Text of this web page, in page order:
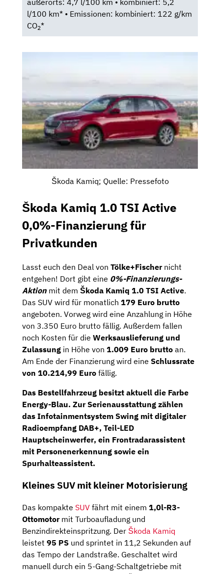
außerorts: 4,7 l/100 km • kombiniert: 5,2
l/100 km* • Emissionen: kombiniert: 122 g/km
CO2*
Škoda Kamiq; Quelle: Pressefoto
Škoda Kamiq 1.0 TSI Active
0,0%-Finanzierung für
Privatkunden
Lasst euch den Deal von Tölke+Fischer nicht
entgehen! Dort gibt eine 0%-Finanzierungs-
Aktion mit dem Škoda Kamiq 1.0 TSI Active.
Das SUV wird für monatlich 179 Euro brutto
angeboten. Vorweg wird eine Anzahlung in Höhe
von 3.350 Euro brutto fällig. Außerdem fallen
noch Kosten für die Werksauslieferung und
Zulassung in Höhe von 1.009 Euro brutto an.
Am Ende der Finanzierung wird eine Schlussrate
von 10.214,99 Euro fällig.
Das Bestellfahrzeug besitzt aktuell die Farbe
Energy-Blau. Zur Serienausstattung zählen
das Infotainmentsystem Swing mit digitaler
Radioempfang DAB+, Teil-LED
Hauptscheinwerfer, ein Frontradarassistent
mit Personenerkennung sowie ein
Spurhalteassistent.
Kleines SUV mit kleiner Motorisierung
Das kompakte SUV fährt mit einem 1,0l-R3-
Ottomotormit Turboaufladung und
Benzindirekteinspritzung. Der Škoda Kamiq
leistet 95 PS und sprintet in 11,2 Sekunden auf
das Tempo der Landstraße. Geschaltet wird
manuell durch ein 5-Gang-Schaltgetriebe mit